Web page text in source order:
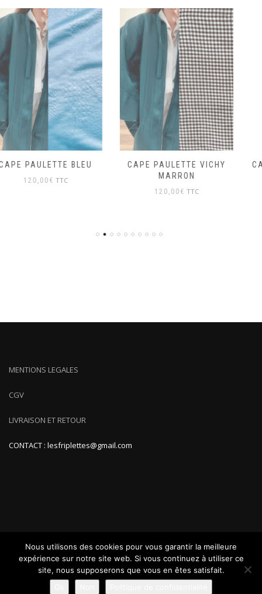
CAPE PAULETTE VICHY
MARRON
CAPE PAULETTE VELOURS
120,00
MENTIONS LEGALES
CGV
LIVRAISON ET RETOUR
CONTACT : lesfriplettes@gmail.com
ShopIslepropulsé parWordPress
Nous utilisons des cookies pour vous garantir la meilleure
expérience sur notre site web. Si vous continuez à utiliser ce
site, nous supposerons que vous en êtes satisfait.